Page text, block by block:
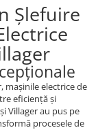
Șlefuire
electrice de
eficiență și
Villager au pus pe
procesele de